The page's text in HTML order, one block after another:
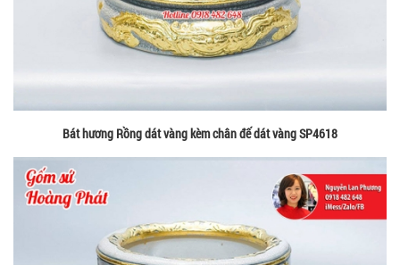
Bát hương Rồng dát vàng kèm chân đế dát vàng SP4618